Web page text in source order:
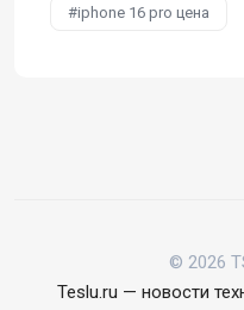
iphone 16 pro цена
© 2026
Teslu.ru — новости